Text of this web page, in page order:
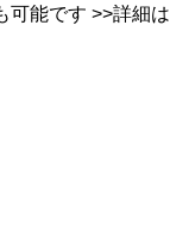
可能です >>詳細は